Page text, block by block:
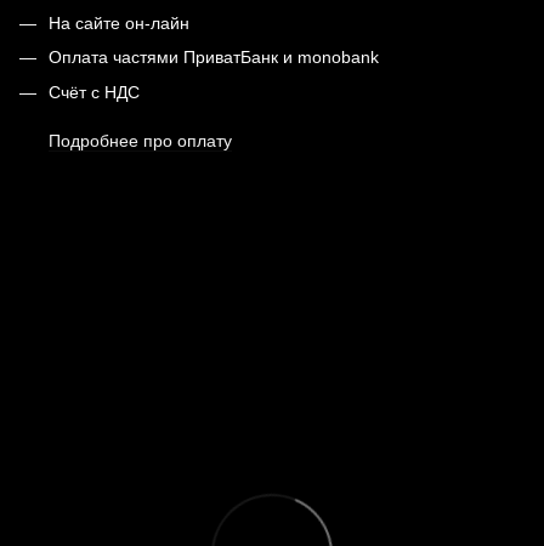
На сайте он-лайн
Оплата частями ПриватБанк и monobank
Счёт с НДС
Подробнее про оплату